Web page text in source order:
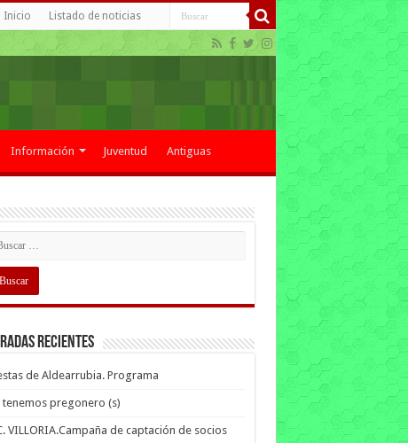
Inicio Listado de noticias
Información Juventud Antiguas
recientes
de Aldearrubia. Programa
tenemos pregonero (s)
VILLORIA.Campaña de captación de socios